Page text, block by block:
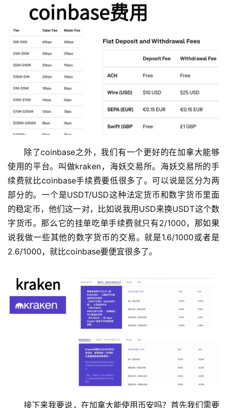
除了coinbase之外，我们有一个更好的在加拿大能够
使用的平台。叫做kraken，海妖交易所。海妖交易所的手
续费就比coinbase手续费要低很多了。可以说是区分为两
部分的。一个是USDT/USD这种法定货币和数字货币里面
的稳定币，他们这一对，比如说我用USD来换USDT这个数
字货币。那么它的挂单吃单手续费就只有2/1000，那如果
说我做一些其他的数字货币的交易。就是1.6/1000或者是
2.6/1000，就比coinbase要便宜很多了。
接下来我要说，在加拿大能使用币安吗？首先我们需要